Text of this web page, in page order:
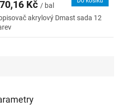
Kč / bal
akrylový Dmast sada 12